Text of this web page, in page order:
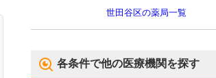
世田谷区の薬局一覧
各条件で他の医療機関を探す